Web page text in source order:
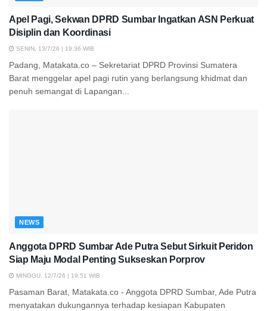
Apel Pagi, Sekwan DPRD Sumbar Ingatkan ASN Perkuat
Disiplin dan Koordinasi
SENIN, 13/7/26 | 19:36 WIB
Padang, Matakata.co – Sekretariat DPRD Provinsi Sumatera
Barat menggelar apel pagi rutin yang berlangsung khidmat dan
penuh semangat di Lapangan...
NEWS
Anggota DPRD Sumbar Ade Putra Sebut Sirkuit Peridon
Siap Maju Modal Penting Sukseskan Porprov
MINGGU, 12/7/26 | 19:51 WIB
Pasaman Barat, Matakata.co - Anggota DPRD Sumbar, Ade Putra
menyatakan dukungannya terhadap kesiapan Kabupaten